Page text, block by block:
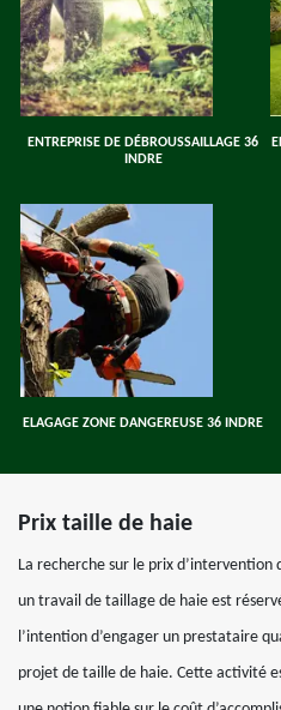
ENTREPRISE DE DÉBROUSSAILLAGE 36
INDRE
ELAGAGE ZONE DANGEREUSE 36 INDRE
Prix taille de haie
La recherche sur le prix
un travail de taillage de haie est
l’intention d’engager un prestataire
projet de taille de haie. Cette activité